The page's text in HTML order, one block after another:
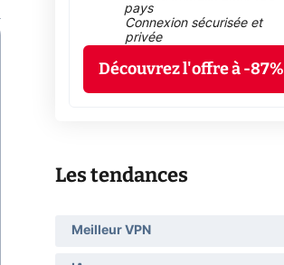
pays
Connexion sécurisée et
privée
Découvrez l'offre à -87%
Les tendances
Meilleur VPN